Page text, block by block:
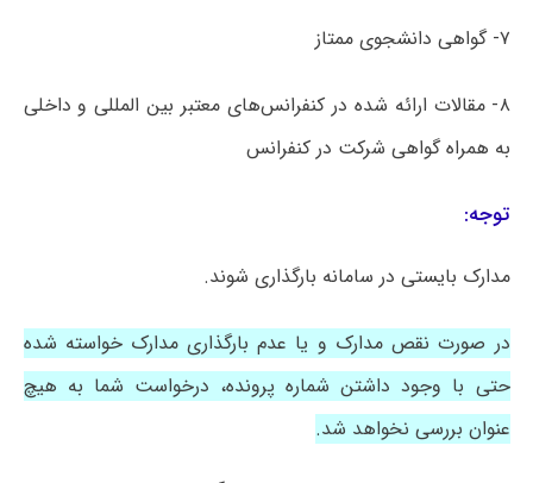
۷- گواهی دانشجوی ممتاز
۸- مقالات ارائه شده در کنفرانس‌های معتبر بین المللی و داخلی
به همراه گواهی شرکت در کنفرانس
توجه:
مدارک بایستی در سامانه بارگذاری شوند.
در صورت نقص مدارک و یا عدم بارگذاری مدارک خواسته شده
حتی با وجود داشتن شماره پرونده، درخواست شما به هیچ
عنوان بررسی نخواهد شد.